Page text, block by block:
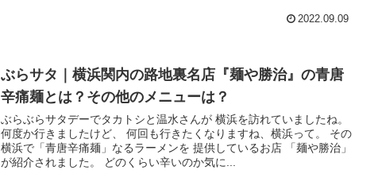
2022.09.09
ぶらサタ｜横浜関内の路地裏名店『麺や勝治』の青唐
辛痛麺とは？その他のメニューは？
ぶらぶらサタデーでタカトシと温水さんが 横浜を訪れていましたね。
何度か行きましたけど、 何回も行きたくなりますね、横浜って。 その
横浜で「青唐辛痛麺」なるラーメンを 提供しているお店 「麺や勝治」
が紹介されました。 どのくらい辛いのか気に...